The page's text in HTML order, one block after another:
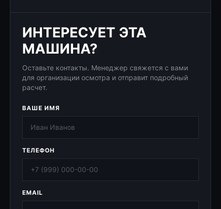
ИНТЕРЕСУЕТ ЭТА
МАШИНА?
Оставьте контакты. Менеджер свяжется с вами
для организации осмотра и отправит подробный
расчет.
ВАШЕ ИМЯ
ТЕЛЕФОН
EMAIL